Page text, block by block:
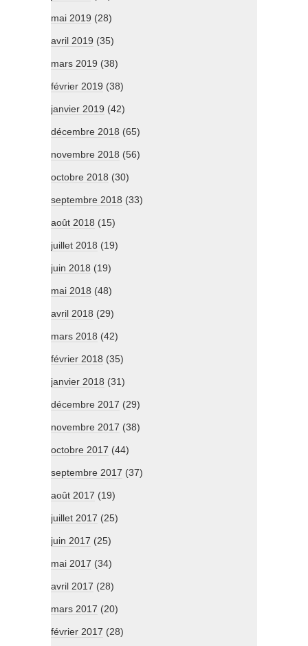
mai 2019 (28)
avril 2019 (35)
mars 2019 (38)
février 2019 (38)
janvier 2019 (42)
décembre 2018 (65)
novembre 2018 (56)
octobre 2018 (30)
septembre 2018 (33)
août 2018 (15)
juillet 2018 (19)
juin 2018 (19)
mai 2018 (48)
avril 2018 (29)
mars 2018 (42)
février 2018 (35)
janvier 2018 (31)
décembre 2017 (29)
novembre 2017 (38)
octobre 2017 (44)
septembre 2017 (37)
août 2017 (19)
juillet 2017 (25)
juin 2017 (25)
mai 2017 (34)
avril 2017 (28)
mars 2017 (20)
février 2017 (28)